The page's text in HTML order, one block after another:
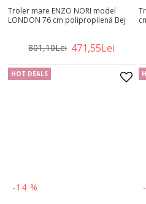
Troler mare ENZO NORI model
LONDON 76 cm polipropilenă Bej
471,55Lei
801,10Lei
HOT DEALS
-14 %